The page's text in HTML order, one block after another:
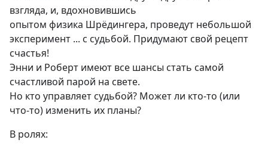
взгляда, и, вдохновившись
опытом физика Шрёдингера, проведут небольшой
эксперимент ... с судьбой. Придумают свой рецепт
счастья!
Энни и Роберт имеют все шансы стать самой
счастливой парой на свете.
Но кто управляет судьбой? Может ли кто-то (или
что-то) изменить их планы?
В ролях: